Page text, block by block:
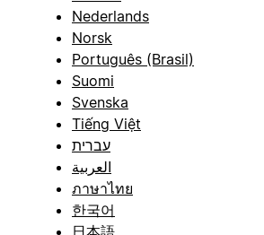
Nederlands
Norsk
Português (Brasil)
Suomi
Svenska
Tiếng Việt
עברית
العربية
ภาษาไทย
한국어
日本語